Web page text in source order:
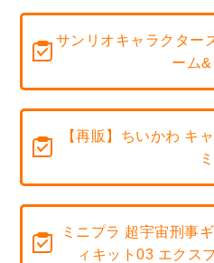
サンリオキャラクター
ーム&
【再販】ちいかわ キ
ミ
ミニプラ 超宇宙刑事
ィキット03 エクス